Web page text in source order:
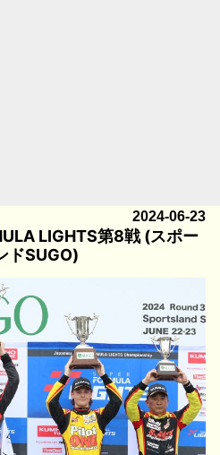
2024-06-23
LIGHTS第8戦 (スポー
ドSUGO)